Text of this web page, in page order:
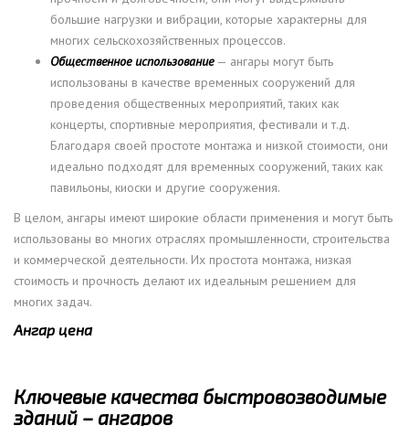
большие нагрузки и вибрации, которые характерны для
многих сельскохозяйственных процессов.
Общественное использование— ангары могут быть
использованы в качестве временных сооружений для
проведения общественных мероприятий, таких как
концерты, спортивные мероприятия, фестивали и т.д.
Благодаря своей простоте монтажа и низкой стоимости, они
идеально подходят для временных сооружений, таких как
павильоны, киоски и другие сооружения.
В целом, ангары имеют широкие области применения и могут быть
использованы во многих отраслях промышленности, строительства
и коммерческой деятельности. Их простота монтажа, низкая
стоимость и прочность делают их идеальным решением для
многих задач.
Ангар цена
Ключевые качества быстровозводимые
зданий – ангаров